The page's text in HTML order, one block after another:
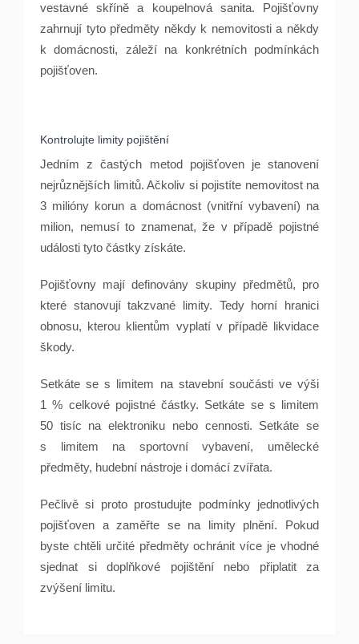
vestavné skříně a koupelnová sanita. Pojišťovny
zahrnují tyto předměty někdy k nemovitosti a někdy
k domácnosti, záleží na konkrétních podmínkách
pojišťoven.
Kontrolujte limity pojištění
Jedním z častých metod pojišťoven je stanovení
nejrůznějších limitů. Ačkoliv si pojistíte nemovitost na
3 milióny korun a domácnost (vnitřní vybavení) na
milion, nemusí to znamenat, že v případě pojistné
události tyto částky získáte.
Pojišťovny mají definovány skupiny předmětů, pro
které stanovují takzvané limity. Tedy horní hranici
obnosu, kterou klientům vyplatí v případě likvidace
škody.
Setkáte se s limitem na stavební součásti ve výši
1 % celkové pojistné částky. Setkáte se s limitem
50 tisíc na elektroniku nebo cennosti. Setkáte se
s limitem na sportovní vybavení, umělecké
předměty, hudební nástroje i domácí zvířata.
Pečlivě si proto prostudujte podmínky jednotlivých
pojišťoven a zaměřte se na limity plnění. Pokud
byste chtěli určité předměty ochránit více je vhodné
sjednat si doplňkové pojištění nebo připlatit za
zvýšení limitu.